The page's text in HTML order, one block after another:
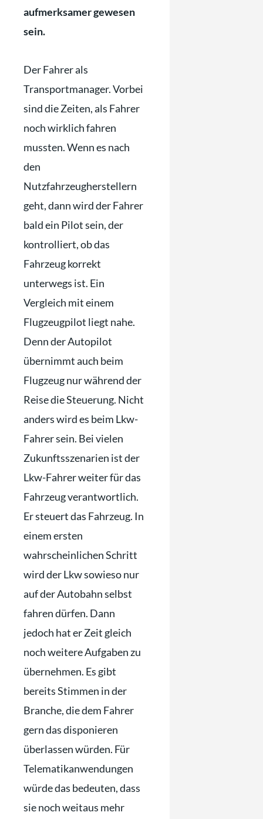
aufmerksamer gewesen
sein.
Der Fahrer als
Transportmanager. Vorbei
sind die Zeiten, als Fahrer
noch wirklich fahren
mussten. Wenn es nach
den
Nutzfahrzeugherstellern
geht, dann wird der Fahrer
bald ein Pilot sein, der
kontrolliert, ob das
Fahrzeug korrekt
unterwegs ist. Ein
Vergleich mit einem
Flugzeugpilot liegt nahe.
Denn der Autopilot
übernimmt auch beim
Flugzeug nur während der
Reise die Steuerung. Nicht
anders wird es beim Lkw-
Fahrer sein. Bei vielen
Zukunftsszenarien ist der
Lkw-Fahrer weiter für das
Fahrzeug verantwortlich.
Er steuert das Fahrzeug. In
einem ersten
wahrscheinlichen Schritt
wird der Lkw sowieso nur
auf der Autobahn selbst
fahren dürfen. Dann
jedoch hat er Zeit gleich
noch weitere Aufgaben zu
übernehmen. Es gibt
bereits Stimmen in der
Branche, die dem Fahrer
gern das disponieren
überlassen würden. Für
Telematikanwendungen
würde das bedeuten, dass
sie noch weitaus mehr